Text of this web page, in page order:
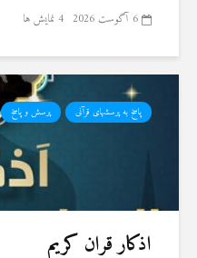
6 آگوست 2026 4 نمایش ها
پاسخ به پرسشهای قرآنی پرسش و پاسخ
اذکار قران کریم